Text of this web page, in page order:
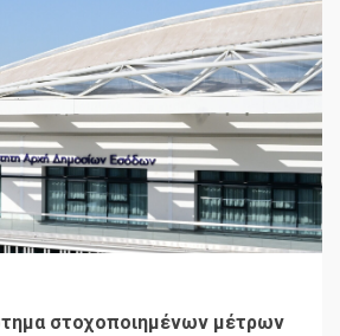
στοχοποιημένων μέτρων